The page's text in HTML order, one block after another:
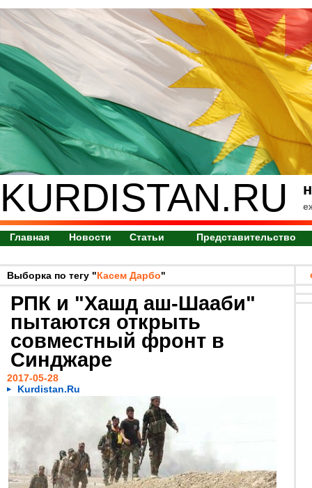
KURDISTAN.RU
Главная Новости Статьи Представительство
Выборка по тегу "Касем Дарбо"
РПК и "Хашд аш-Шааби"
пытаются открыть
совместный фронт в
Синджаре
2017-05-28
Kurdistan.Ru